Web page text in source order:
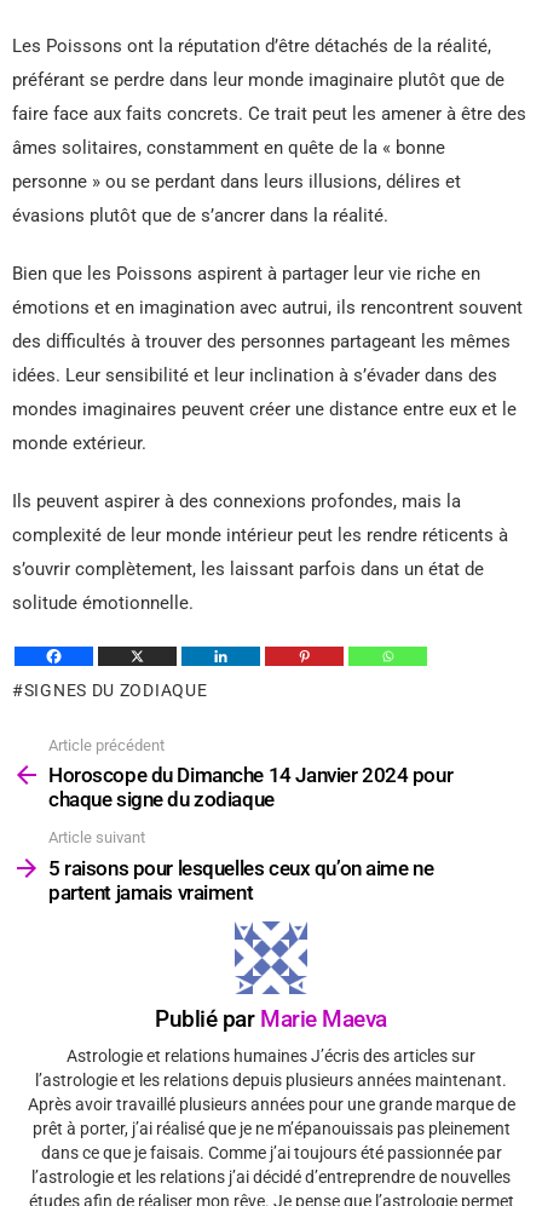
Les Poissons ont la réputation d’être détachés de la réalité,
préférant se perdre dans leur monde imaginaire plutôt que de
faire face aux faits concrets. Ce trait peut les amener à être des
âmes solitaires, constamment en quête de la « bonne
personne » ou se perdant dans leurs illusions, délires et
évasions plutôt que de s’ancrer dans la réalité.
Bien que les Poissons aspirent à partager leur vie riche en
émotions et en imagination avec autrui, ils rencontrent souvent
des difficultés à trouver des personnes partageant les mêmes
idées. Leur sensibilité et leur inclination à s’évader dans des
mondes imaginaires peuvent créer une distance entre eux et le
monde extérieur.
Ils peuvent aspirer à des connexions profondes, mais la
complexité de leur monde intérieur peut les rendre réticents à
s’ouvrir complètement, les laissant parfois dans un état de
solitude émotionnelle.
SIGNES DU ZODIAQUE
plus
Article précédent
Horoscope du Dimanche 14 Janvier 2024 pour
chaque signe du zodiaque
Article suivant
5 raisons pour lesquelles ceux qu’on aime ne
partent jamais vraiment
Publié par Marie Maeva
Astrologie et relations humaines J’écris des articles sur
l’astrologie et les relations depuis plusieurs années maintenant.
Après avoir travaillé plusieurs années pour une grande marque de
prêt à porter, j’ai réalisé que je ne m’épanouissais pas pleinement
dans ce que je faisais. Comme j’ai toujours été passionnée par
l’astrologie et les relations j’ai décidé d’entreprendre de nouvelles
études afin de réaliser mon rêve. Je pense que l’astrologie permet